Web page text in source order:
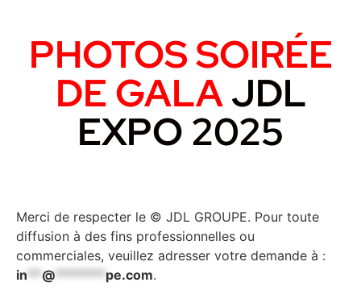
PHOTOS SOIRÉE
DE GALAJDL
EXPO 2025
Merci de respecter le © JDL GROUPE. Pour toute
diffusion à des fins professionnelles ou
commerciales, veuillez adresser votre demande à :
in ** @ ******* pe.com.